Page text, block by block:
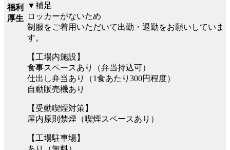
福利
厚生
▼補足
ロッカーがないため
制服をご着用いただいて出勤・退勤をお願いしていま
す。
【工場内施設】
食事スペースあり（弁当持込可）
仕出し弁当あり（1食あたり300円程度）
自動販売機あり
【受動喫煙対策】
屋内原則禁煙（喫煙スペースあり）
【工場駐車場】